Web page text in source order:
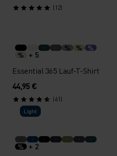
(12)
% %
%
%
+ 5
Essential 365 Lauf-T-Shirt
44,95 €
(61)
Light
%
+ 2